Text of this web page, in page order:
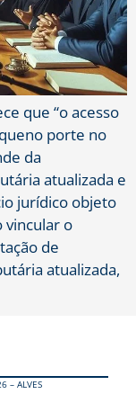
que “o acesso
porte no
da
atualizada e
jurídico objeto
vincular o
de
atualizada,
– ALVES